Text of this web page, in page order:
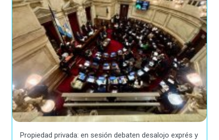
Propiedad privada: en sesión debaten desalojo exprés y